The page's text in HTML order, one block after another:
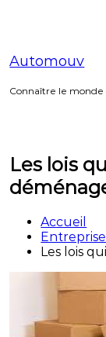
Automouv
Connaître le
Les lois
Accueil
Entreprise
Les lois